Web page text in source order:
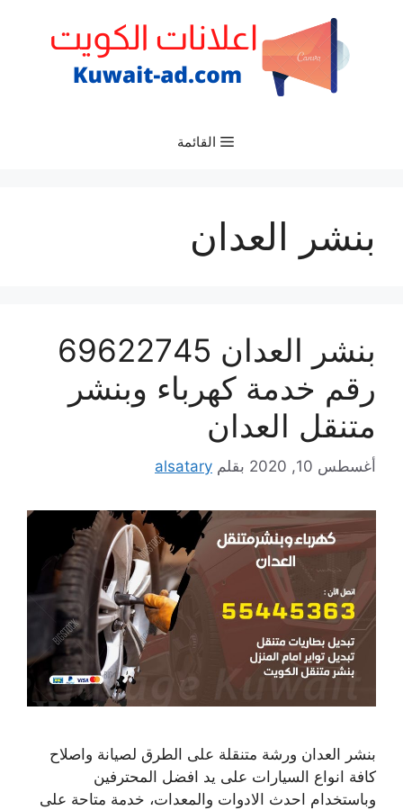
القائمة
بنشر العدان
بنشر العدان 69622745
رقم خدمة كهرباء وبنشر
متنقل العدان
أغسطس 10, 2020 بقلم alsatary
بنشر العدان ورشة متنقلة على الطرق لصيانة واصلاح
كافة انواع السيارات على يد افضل المحترفين
وباستخدام احدث الادوات والمعدات، خدمة متاحة على